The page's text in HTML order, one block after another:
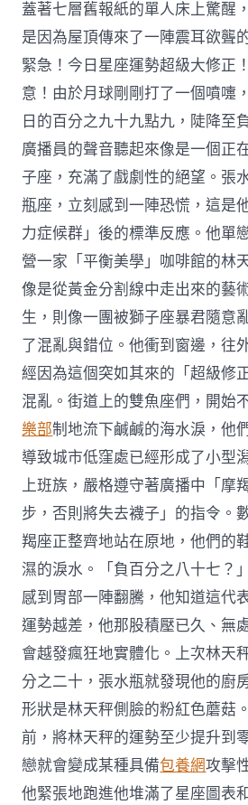
蓋著七層舊報紙的單人床上驚醒
是因為屋頂傳來了一陣震耳欲聾
緊急！今日星座運勢超級大修正
意！由於月球剛剛打了一個噴嚏
日的百分之九十九點九，陡降至
廣播員的聲音聽起來像是一個正
子座，充滿了戲劇性的絕望。張
瓶座，立刻感到一陣恐慌，這是
力症候群」後的標準反應。他單
營一家「平衡美學」咖啡館的林
像是從黃金分割線中走出來的藝
生，則像一團被獅子座暴君隨意
了混亂與錯位。他衝到窗邊，往
經因為這個突如其來的「超級修
混亂。街道上的雙魚座們，開始
樂部制地流下鹹鹹的海水淚，他
導致城市低窪處已經形成了小型
上班族，嚴格遵守著廣播中「摩
步，否則將失去襪子」的指令。
羯座正整齊地站在原地，他們的
濕的淚水。「負百分之八十七？
感到胃部一陣翻騰，他知道這代
運勢越差，他那股積壓已久、無
會越發瘋狂地實體化。上次林天
分之二十，張水瓶就發現他的廚
形狀是林天秤側臉的粉紅色蘑菇
前，將林天秤的運勢至少提升到
戀就會變成某種具備包養網攻擊
他緊張地跑進他堆滿了星座圖表